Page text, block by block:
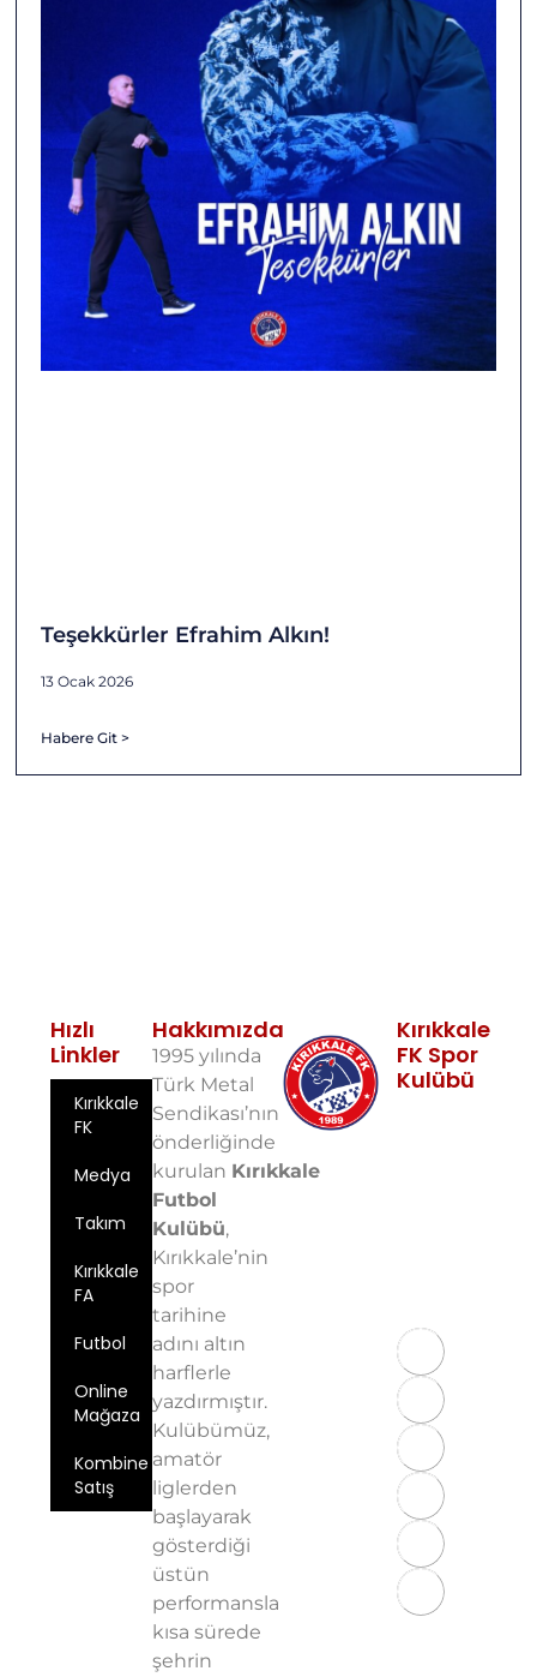
Teşekkürler Efrahim Alkın!
13 Ocak 2026
Habere Git >
Hakkımızda
1995 yılında
Türk Metal
Sendikası’nın
önderliğinde
kurulan Kırıkkale
Futbol
Kulübü,
Kırıkkale’nin
spor
tarihine
adını altın
harflerle
yazdırmıştır.
Kulübümüz,
amatör
liglerden
başlayarak
gösterdiği
üstün
performansla
kısa sürede
şehrin
Hızlı
Linkler
Kırıkkale
FK
Medya
Takım
Kırıkkale
FA
Futbol
Online
Mağaza
Kombine
Satış
Kırıkkale
FK Spor
Kulübü